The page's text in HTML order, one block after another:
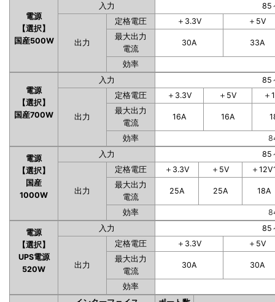
電源
【選択】
国産500W
入力 85
出力
定格電圧 ＋3.3V
＋5V
最大出力
電流
30A 33A
効率
電源
【選択】
国産700W
入力 85
出力
定格電圧 ＋3.3V ＋5V
＋
最大出力
電流
16A 16A
効率
電源
【選択】
国産
1000W
入力 85
出力
定格電圧 ＋3.3V ＋5V
＋
最大出力
電流
25A 25A 18A
効率
電源
【選択】
UPS電源
520W
入力 85
出力
定格電圧 ＋3.3V
＋5V
最大出力
電流
30A 30A
効率